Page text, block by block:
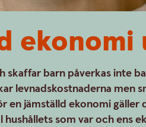
ekonomi
skaffar barn påverkas inte
levnadskostnaderna men
en jämställd ekonomi
hushållets som var och ens